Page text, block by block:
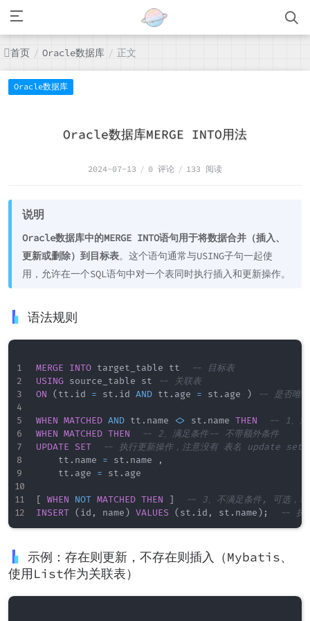
首页 / Oracle数据库 / 正文
Oracle数据库
Oracle数据库MERGE INTO用法
2024-07-13 / 0 评论 / 133 阅读
说明
Oracle数据库中的MERGE INTO语句用于将数据合并（‌插入、‌
更新或删除）‌到目标表。‌这个语句通常与USING子句一起使
用，‌允许在一个SQL语句中对一个表同时执行插入和更新操作。‌
语法规则
MERGE INTO target_table tt
-- 目标表
USING source_table st
-- 关联表
ON
( tt . id = st . id AND tt . age = st . age ) -- 是否唯
WHEN MATCHED AND tt . name <> st . name THEN
-- 1、满
WHEN MATCHED THEN
-- 2、满足条件-- 不带额外条件
UPDATE
SET
-- 执行更新操作，注意没有 表名 update set
    tt
. name = st . name
,
    tt
. age = st . age
[ WHEN NOT MATCHED THEN ]
-- 3、不满足条件, 可选，非
INSERT ( id , name ) VALUES ( st . id , st . name ) ; -- 执
示例：存在则更新，不存在则插入（Mybatis、
使用List作为关联表）